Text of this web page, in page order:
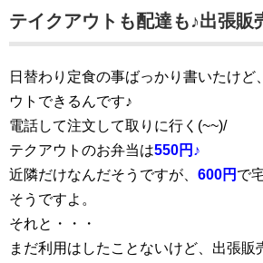
テイクアウトも配達も♪出張販
日替わり定食の事ばっかり書いたけど
ウトできるんです♪
電話して注文して取りに行く(~~)/
テクアウトのお弁当は550円♪
近隣だけなんだそうですが、 600円 で
そうですよ。
それと・・・
まだ利用はしたことないけど、出張販